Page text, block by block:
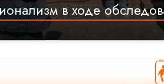
в ходе